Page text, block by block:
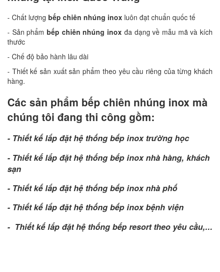
- Chất lượng bếp chiên nhúng inox luôn đạt chuẩn quốc tế
- Sản phẩmbếp chiên nhúng inox đa dạng về mẫu mã và kích
thước
- Chế độ bảo hành lâu dài
- Thiết kế sản xuất sản phẩm theo yêu cầu riêng của từng khách
hàng.
Các sản phẩm bếp chiên nhúng inox mà
chúng tôi đang thi công gồm:
- Thiết kế lắp đặt hệ thống bếp inox trường học
- Thiết kế lắp đặt hệ thống bếp inox nhà hàng, khách
sạn
- Thiết kế lắp đặt hệ thống bếp inox nhà phố
- Thiết kế lắp đặt hệ thống bếp inox bệnh viện
- Thiết kế lắp đặt hệ thống bếp resort theo yêu cầu,...